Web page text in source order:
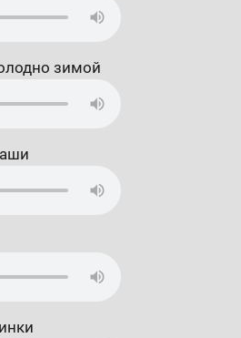
зимой